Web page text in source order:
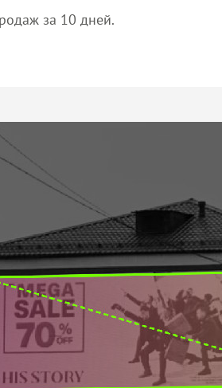
за 10 дней.